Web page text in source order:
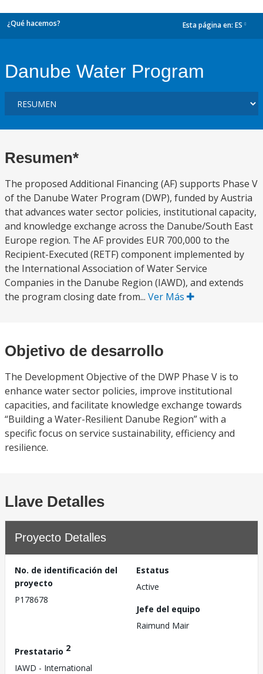
¿Qué hacemos? Esta página en: ES
Danube Water Program
Resumen*
The proposed Additional Financing (AF) supports Phase V
of the Danube Water Program (DWP), funded by Austria
that advances water sector policies, institutional capacity,
and knowledge exchange across the Danube/South East
Europe region. The AF provides EUR 700,000 to the
Recipient-Executed (RETF) component implemented by
the International Association of Water Service
Companies in the Danube Region (IAWD), and extends
the program closing date from... Ver Más
Objetivo de desarrollo
The Development Objective of the DWP Phase V is to
enhance water sector policies, improve institutional
capacities, and facilitate knowledge exchange towards
“Building a Water-Resilient Danube Region” with a
specific focus on service sustainability, efficiency and
resilience.
Llave Detalles
Proyecto Detalles
No. de identificación del
proyecto
P178678
Estatus
Active
Jefe del equipo
Raimund Mair
Prestatario 2
IAWD - International